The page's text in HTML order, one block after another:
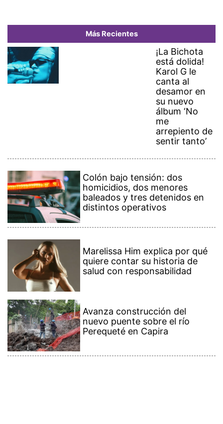
Más Recientes
¡La Bichota
está dolida!
Karol G le
canta al
desamor en
su nuevo
álbum ‘No
me
arrepiento de
sentir tanto’
Colón bajo tensión: dos
homicidios, dos menores
baleados y tres detenidos en
distintos operativos
Marelissa Him explica por qué
quiere contar su historia de
salud con responsabilidad
Avanza construcción del
nuevo puente sobre el río
Perequeté en Capira